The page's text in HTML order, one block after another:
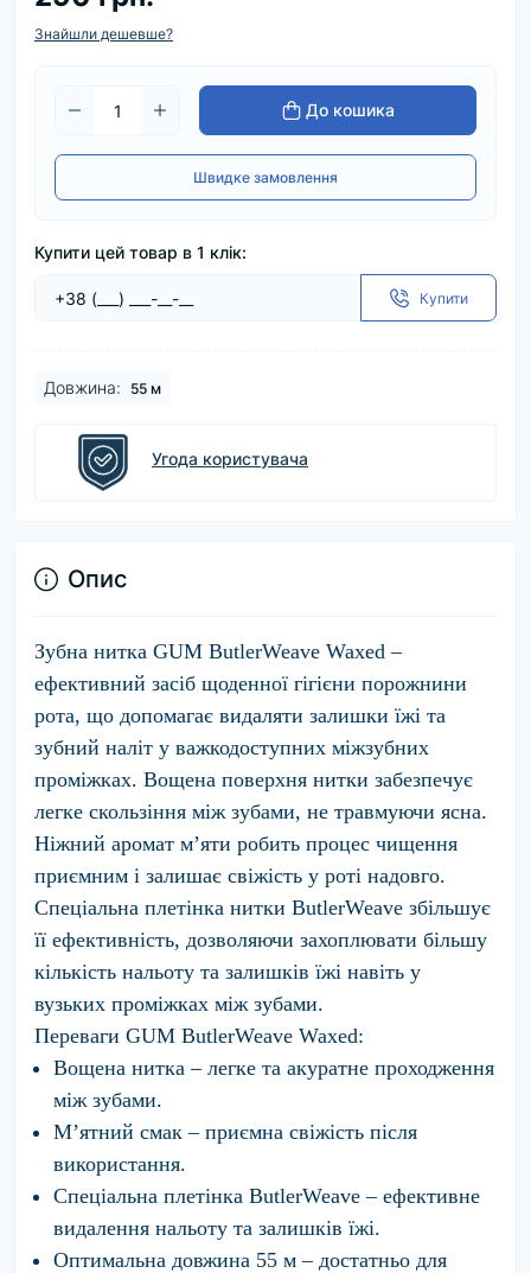
Знайшли дешевше?
До кошика
Швидке замовлення
Купити цей товар в 1 клік:
Купити
Довжина: 55 м
Угода користувача
Опис
Зубна нитка GUM ButlerWeave Waxed –
ефективний засіб щоденної гігієни порожнини
рота, що допомагає видаляти залишки їжі та
зубний наліт у важкодоступних міжзубних
проміжках. Вощена поверхня нитки забезпечує
легке скользіння між зубами, не травмуючи ясна.
Ніжний аромат м’яти робить процес чищення
приємним і залишає свіжість у роті надовго.
Спеціальна плетінка нитки ButlerWeave збільшує
її ефективність, дозволяючи захоплювати більшу
кількість нальоту та залишків їжі навіть у
вузьких проміжках між зубами.
Переваги GUM ButlerWeave Waxed:
Вощена нитка – легке та акуратне проходження
між зубами.
М’ятний смак – приємна свіжість після
використання.
Спеціальна плетінка ButlerWeave – ефективне
видалення нальоту та залишків їжі.
Оптимальна довжина 55 м – достатньо для